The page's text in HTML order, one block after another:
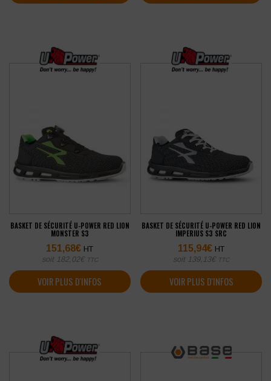
BASKET DE SÉCURITÉ U-POWER RED LION
MONSTER S3
151,68€ HT
soit 182,02€ TTC
VOIR PLUS D'INFOS
BASKET DE SÉCURITÉ U-POWER RED LION
IMPERIUS S3 SRC
115,94€ HT
soit 139,13€ TTC
VOIR PLUS D'INFOS